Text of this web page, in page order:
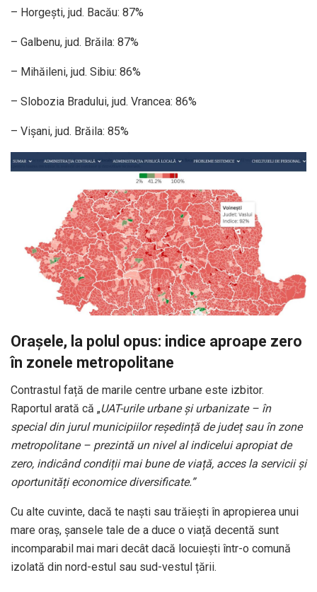
– Horgești, jud. Bacău: 87%
– Galbenu, jud. Brăila: 87%
– Mihăileni, jud. Sibiu: 86%
– Slobozia Bradului, jud. Vrancea: 86%
– Vișani, jud. Brăila: 85%
Orașele, la polul opus: indice aproape zero
în zonele metropolitane
Contrastul față de marile centre urbane este izbitor.
Raportul arată că „UAT-urile urbane și urbanizate – în
special din jurul municipiilor reședință de județ sau în zone
metropolitane – prezintă un nivel al indicelui apropiat de
zero, indicând condiții mai bune de viață, acces la servicii și
oportunități economice diversificate.”
Cu alte cuvinte, dacă te naști sau trăiești în apropierea unui
mare oraș, șansele tale de a duce o viață decentă sunt
incomparabil mai mari decât dacă locuiești într-o comună
izolată din nord-estul sau sud-vestul țării.